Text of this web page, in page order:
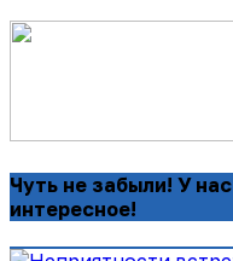
Чуть не забыли! У
интересное!